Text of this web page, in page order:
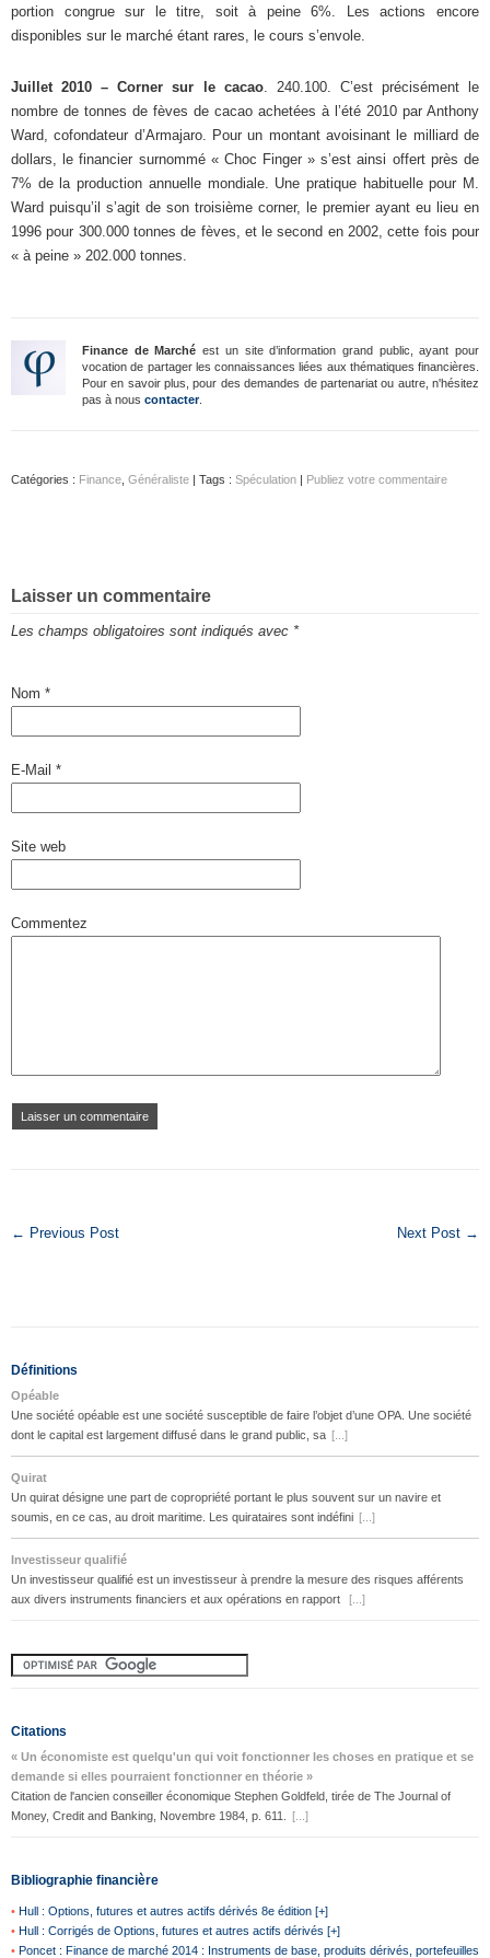
portion congrue sur le titre, soit à peine 6%. Les actions encore
disponibles sur le marché étant rares, le cours s’envole.
Juillet 2010 – Corner sur le cacao. 240.100. C’est précisément le
nombre de tonnes de fèves de cacao achetées à l’été 2010 par Anthony
Ward, cofondateur d’Armajaro. Pour un montant avoisinant le milliard de
dollars, le financier surnommé « Choc Finger » s’est ainsi offert près de
7% de la production annuelle mondiale. Une pratique habituelle pour M.
Ward puisqu’il s’agit de son troisième corner, le premier ayant eu lieu en
1996 pour 300.000 tonnes de fèves, et le second en 2002, cette fois pour
« à peine » 202.000 tonnes.
Finance de Marché est un site d’information grand public, ayant pour
vocation de partager les connaissances liées aux thématiques financières.
Pour en savoir plus, pour des demandes de partenariat ou autre, n'hésitez
pas à nous contacter.
Catégories : Finance Généraliste | Tags : Spéculation | Publiez votre commentaire
Laisser un commentaire
Les champs obligatoires sont indiqués avec *
Nom *
E-Mail *
Site web
Commentez
← Previous Post Next Post →
Définitions
Opéable
Une société opéable est une société susceptible de faire l’objet d’une OPA. Une société
dont le capital est largement diffusé dans le grand public, sa [...]
Quirat
Un quirat désigne une part de copropriété portant le plus souvent sur un navire et
soumis, en ce cas, au droit maritime. Les quirataires sont indéfini [...]
Investisseur qualifié
Un investisseur qualifié est un investisseur à prendre la mesure des risques afférents
aux divers instruments financiers et aux opérations en rapport
[...]
Citations
« Un économiste est quelqu'un qui voit fonctionner les choses en pratique et se
demande si elles pourraient fonctionner en théorie »
Citation de l'ancien conseiller économique Stephen Goldfeld, tirée de The Journal of
Money, Credit and Banking, Novembre 1984, p. 611.
[...]
Bibliographie financière
• Hull : Options, futures et autres actifs dérivés 8e édition [+]
• Hull : Corrigés de Options, futures et autres actifs dérivés [+]
• Poncet : Finance de marché 2014 : Instruments de base, produits dérivés, portefeuilles